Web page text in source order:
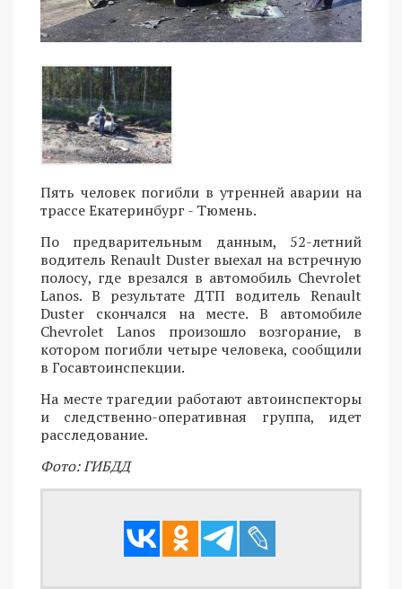
Пять человек погибли в утренней аварии на
трассе Екатеринбург - Тюмень.
По предварительным данным, 52-летний
водитель Renault Duster выехал на встречную
полосу, где врезался в автомобиль Chevrolet
Lanos. В результате ДТП водитель Renault
Duster скончался на месте. В автомобиле
Chevrolet Lanos произошло возгорание, в
котором погибли четыре человека, сообщили
в Госавтоинспекции.
На месте трагедии работают автоинспекторы
и следственно-оперативная группа, идет
расследование.
Фото: ГИБДД